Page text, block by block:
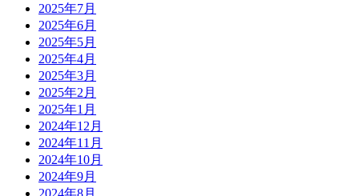
2025年7月
2025年6月
2025年5月
2025年4月
2025年3月
2025年2月
2025年1月
2024年12月
2024年11月
2024年10月
2024年9月